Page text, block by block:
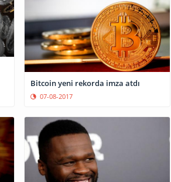
Bitcoin yeni rekorda imza atdı
07-08-2017